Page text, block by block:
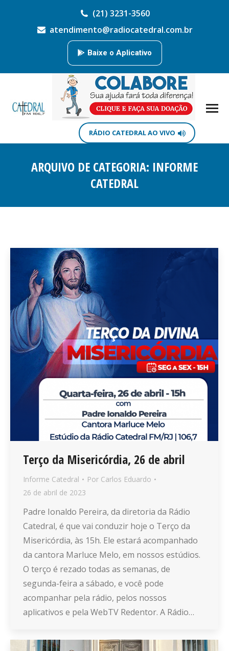
(21) 3231-3560
atendimento@radiocatedral.com.br
Baixe o Aplicativo
RÁDIO CATEDRAL AO VIVO
ARQUIVO DE CATEGORIA: INFORME
CATEDRAL
Terço da Misericórdia, 26 de abril
Informe Catedral Por Carlos Eduardo
26 de abril de 2023
Padre Ionaldo Pereira, da diretoria da Rádio
Catedral, é que vai conduzir hoje o Terço da
Misericórdia, às 15h. Ele estará acompanhado
da cantora Marluce Melo, em nossos estúdios.
O terço é rezado todas as semanas, de
segunda-feira a sábado, e você pode
acompanhar pela rádio, pelos nossos
aplicativos e pela WebTV Redentor. A Rádio…